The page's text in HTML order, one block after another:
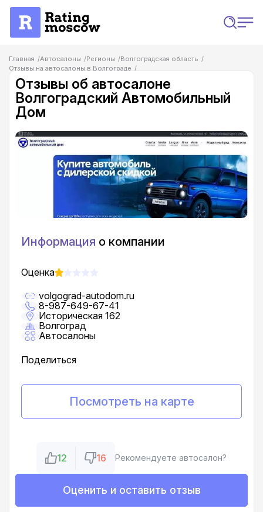
Главная Автосалоны Регионы
Волгоградская область
Отзывы на автосалоны в Волгограде
Отзывы об автосалоне Волгоградский Автомобильный Дом
Отзывы об автосалоне
Волгоградский Автомобильный
Дом
Информация о компании
Оценка
volgograd-autodom.ru
8-987-649-67-41
Историческая 162
Волгоград
Автосалоны
Поделиться
Посмотреть на карте
12 16 Рекомендуете автосалон?
Оценить и оставить отзыв